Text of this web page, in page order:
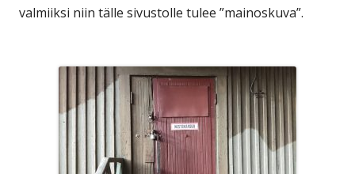
valmiiksi niin tälle sivustolle tulee ”mainoskuva”.